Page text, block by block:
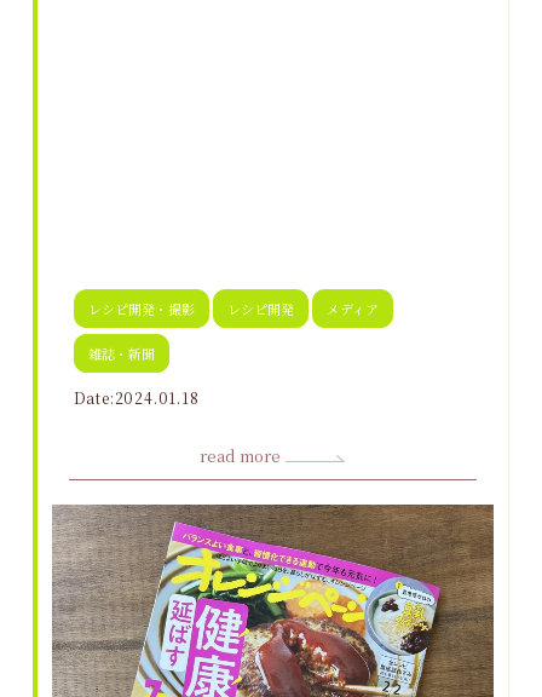
レシピ開発・撮影 レシピ開発 メディア
雑誌・新聞
Date:2024.01.18
read more